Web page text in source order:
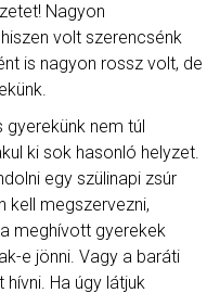
Nagyon
volt szerencsénk
is nagyon rossz volt, de
gyerekünk nem túl
ki sok hasonló helyzet.
egy szülinapi zsúr
kell megszervezni,
meghívott gyerekek
e jönni. Vagy a baráti
Ha úgy látjuk